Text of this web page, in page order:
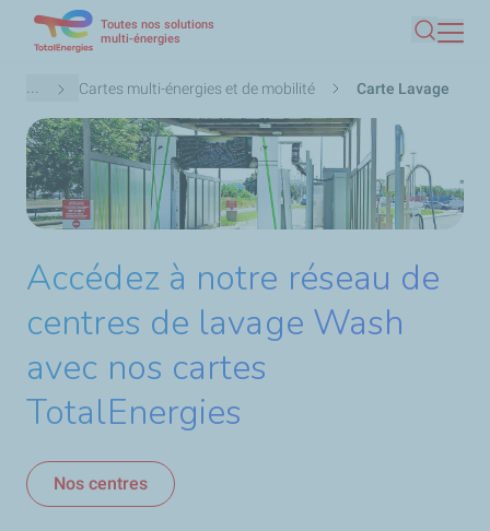
contenu
Toutes nos solutions
multi-énergies
Fil
d'Ariane
... Cartes multi-énergies et de mobilité Carte Lavage
Accédez à notre réseau de
centres de lavage Wash
avec nos cartes
TotalEnergies
Nos centres